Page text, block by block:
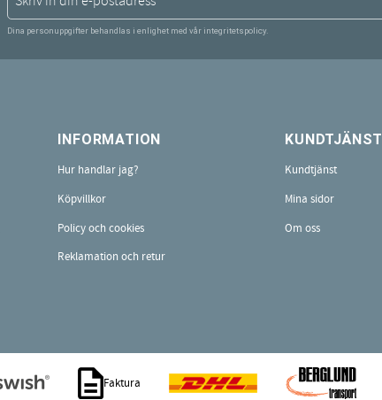
Dina personuppgifter behandlas i enlighet med vår integritetspolicy.
INFORMATION
Hur handlar jag?
Köpvillkor
Policy och cookies
Reklamation och retur
KUNDTJÄNST
Kundtjänst
Mina sidor
Om oss
Faktura